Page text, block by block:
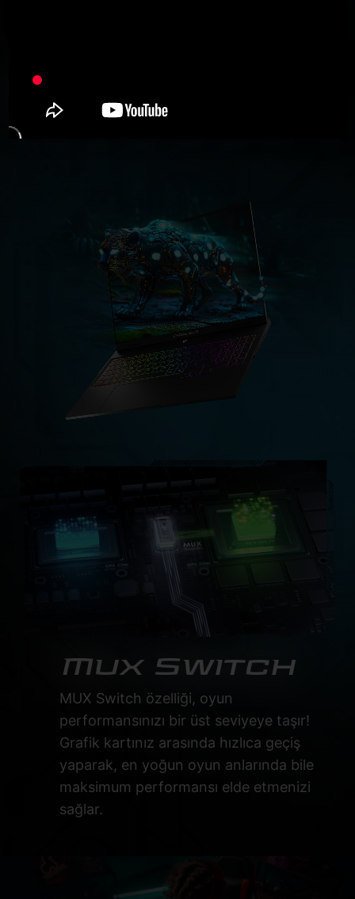
572
AI TOPS
Mux Switch
MUX Switch özelliği, oyun
performansınızı bir üst seviyeye taşır!
Grafik kartınız arasında hızlıca geçiş
yaparak, en yoğun oyun anlarında bile
maksimum performansı elde etmenizi
sağlar.